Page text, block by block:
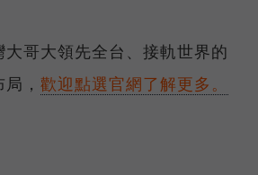
哥大領先全台、接軌世界的
， 歡迎點選官網了解更多。